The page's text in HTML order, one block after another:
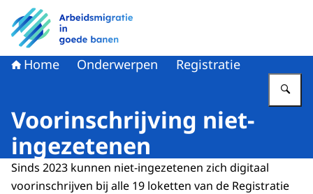
Naar de homepage van Arbeidsmigratie in goede banen
Home Onderwerpen Registratie
Voorinschrijving niet-
ingezetenen
Sinds 2023 kunnen niet-ingezetenen zich digitaal
voorinschrijven bij alle 19 loketten van de Registratie